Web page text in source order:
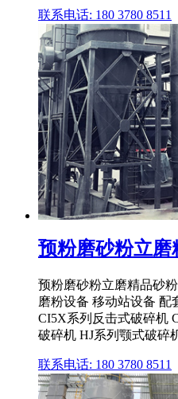
联系电话: 180 3780 8511
预粉磨砂粉立
预粉磨砂粉立磨精品砂
磨粉设备 移动站设备 配
CI5X系列反击式破碎机
破碎机 HJ系列颚式破碎
联系电话: 180 3780 8511